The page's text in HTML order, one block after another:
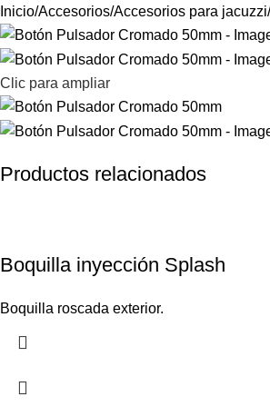
Inicio Accesorios Accesorios para jacuzzi
Clic para ampliar
Productos relacionados
Boquilla inyección Splash
Boquilla roscada exterior.